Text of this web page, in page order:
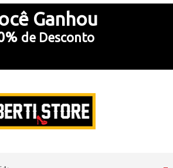
no Cartão de Crédito
5% Desconto
Ganhou
de Desconto